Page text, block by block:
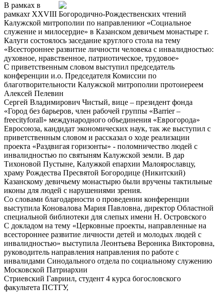
В рамках в
рамкахr XXVIII Богородично-Рождественских чтений
Калужской митрополии по направлениюr «Социальное
служение и милосердие» в Казанском девичьем монастыре г.
Калуги состоялось заседание круглого стола на тему
«Всестороннее развитие личности человека с инвалидностью:
духовное, нравственное, патриотическое, трудовое»
С приветственным словом выступил председатель
конференции и.о. Председателя Комиссии по
благотворительности Калужской митрополии протоиереем
Алексей Пелевин
Сергей Владимирович Чистый, вице – президент фонда
«Город без барьеров, член рабочей группы «Barrier –
freecityforall» международного объединения «Еврогорода»
Евросоюза, кандидат экономических наук, так же выступил с
приветственным словом и рассказал о ходе реализации
проекта «Раздвигая горизонты» - поломничество людей с
инвалидностью по святыням Калужской земли. В дар
Тихоновой Пустыне, Калужкой епархии Малоярославцу,
храму Рождества Пресвятой Богородице (Никитский)
Казанскому девичьему монастырю были вручены тактильные
иконы для людей с нарушениями зрения.
Со словами благодарности о проведении конференции
выступила Коновалова Мария Павловна, директор Областной
специальной библиотеки для слепых имени Н. Островского
С докладом на тему «Церковные проекты, направленные на
всестороннее развитие личности детей и молодых людей с
инвалидностью» выступила Леонтьева Вероника Викторовна,
руководитель направления направления по работе с
инвалидами Синодального отдела по социальному служению
Московской Патриархии
Стриевский Гавриил, студент 4 курса богословского
факультета ПСТГУ,